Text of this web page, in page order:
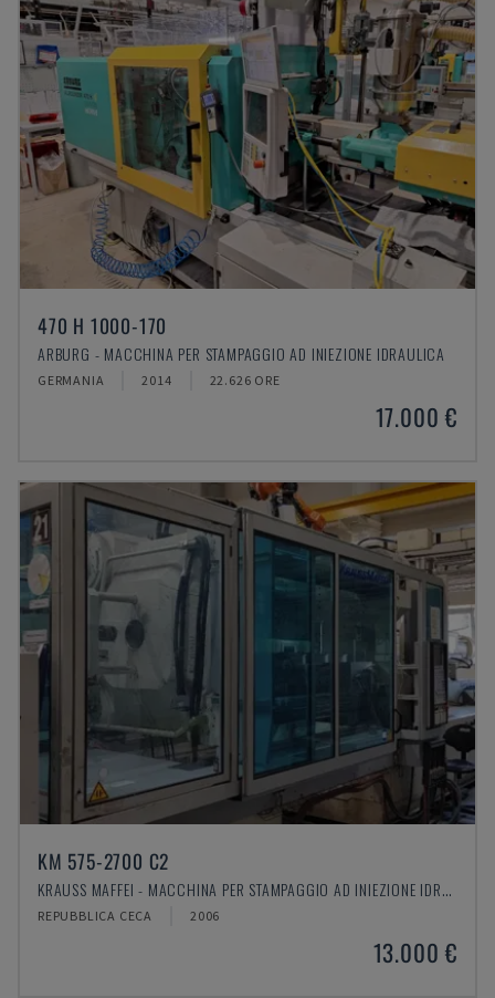
470 H 1000-170
ARBURG - MACCHINA PER STAMPAGGIO AD INIEZIONE IDRAULICA
GERMANIA 2014 22.626 ORE
17.000 €
KM 575-2700 C2
KRAUSS MAFFEI - MACCHINA PER STAMPAGGIO AD INIEZIONE IDRAULICA
REPUBBLICA CECA 2006
13.000 €